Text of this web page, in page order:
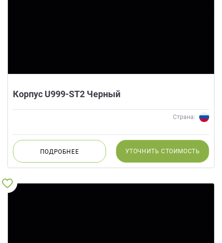
Корпус U999-ST2 Черный
Страна:
ПОДРОБНЕЕ УТОЧНИТЬ СТОИМОСТЬ